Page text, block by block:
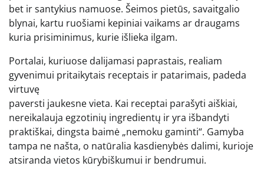
bet ir santykius namuose. Šeimos pietūs, savaitgalio
blynai, kartu ruošiami kepiniai vaikams ar draugams
kuria prisiminimus, kurie išlieka ilgam.
Portalai, kuriuose dalijamasi paprastais, realiam
gyvenimui pritaikytais receptais ir patarimais, padeda
virtuvę
paversti jaukesne vieta. Kai receptai parašyti aiškiai,
nereikalauja egzotinių ingredientų ir yra išbandyti
praktiškai, dingsta baimė „nemoku gaminti“. Gamyba
tampa ne našta, o natūralia kasdienybės dalimi, kurioje
atsiranda vietos kūrybiškumui ir bendrumui.